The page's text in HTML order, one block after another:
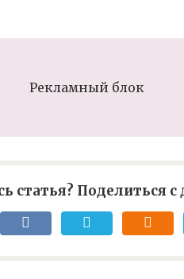
Рекламный блок
статья? Поделиться с